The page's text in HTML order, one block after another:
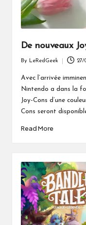
De nouveaux
by
By LeRedGeek 27/
Avec l’arrivée
Nintendo a dans la
Joy-Cons d’une
Cons seront
Read More